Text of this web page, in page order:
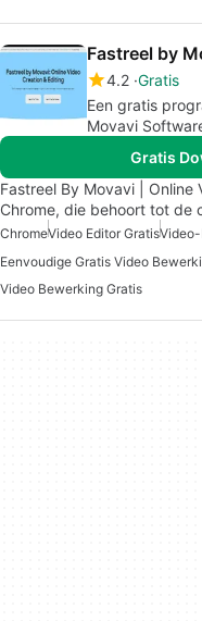
Fastreel by
4.2 Gratis
Een gratis
Movavi
Gratis
Fastreel By Movavi |
Chrome, die behoort tot de
ChromeVideo Editor GratisVideo-
Eenvoudige Gratis Video
Video Bewerking Gratis